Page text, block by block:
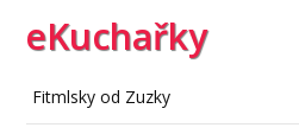
eKuchařky
Fitmlsky od Zuzky